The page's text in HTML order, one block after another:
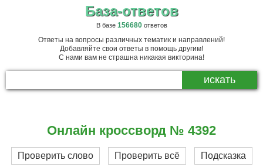
База-ответов
В базе 156680ответов
Ответы на вопросы различных тематик и направлений!
Добавляйте свои ответы в помощь другим!
С нами вам не страшна никакая викторина!
Онлайн кроссворд № 4392
Проверить слово Проверить всё Подсказка